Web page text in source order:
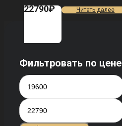
22790₽ Читать далее
Фильтровать по цене
Минимальная
цена